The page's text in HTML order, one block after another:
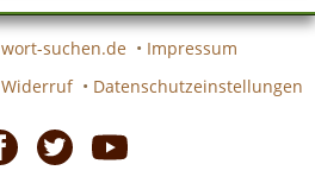
wort-suchen.de • Impressum
Widerruf • Datenschutzeinstellungen